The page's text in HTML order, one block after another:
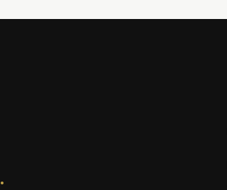
.